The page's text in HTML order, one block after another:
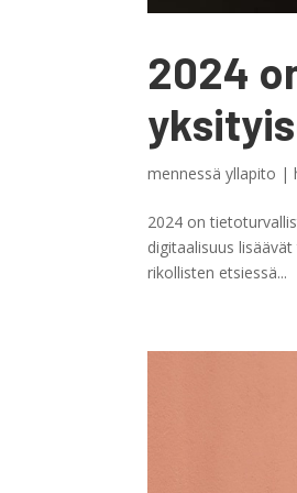
2024
mennessäyllapito |
2024 on
digitaalisuus
rikollisten etsiessä...